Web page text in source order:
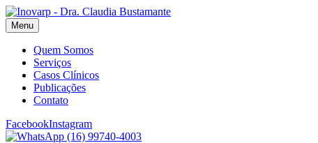
Menu
Quem Somos
Serviços
Casos Clínicos
Publicações
Contato
FacebookInstagram
(16) 99740-4003